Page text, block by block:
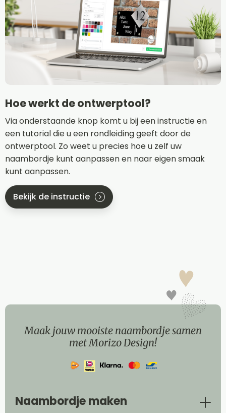
Hoe werkt de ontwerptool?
Via onderstaande knop komt u bij een instructie en
een tutorial die u een rondleiding geeft door de
ontwerptool. Zo weet u precies hoe u zelf uw
naambordje kunt aanpassen en naar eigen smaak
kunt aanpassen.
Bekijk de instructie
Maak jouw mooiste naambordje samen
met Morizo Design!
Naambordje maken